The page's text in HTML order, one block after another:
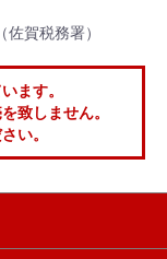
賀税務署）
ます。
致しません。
い。